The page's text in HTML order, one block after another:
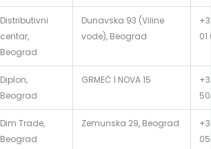
Distributivni
centar,
Beograd
Dunavska 93 (Viline
vode), Beograd
01
Diplon,
Beograd
GRMEČ 1 NOVA 15
Dim Trade,
Beograd
Zemunska 29, Beograd